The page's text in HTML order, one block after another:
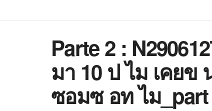
Parte 2 :
มา 10 ป ไม เคยข
ซอมซ อท ไม